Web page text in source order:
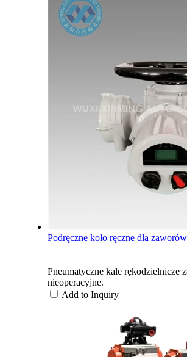
Podręczne koło ręczne dla
Pneumatyczne kale rękodzielnicze
nieoperacyjne.
Add to Inquiry